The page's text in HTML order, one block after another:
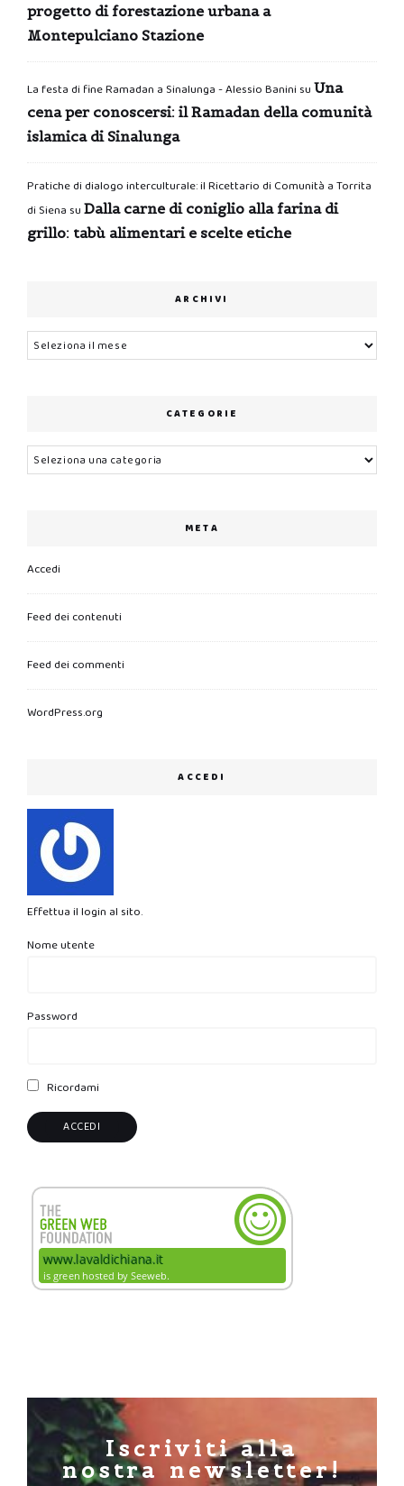
progetto di forestazione urbana a
Montepulciano Stazione
La festa di fine Ramadan a Sinalunga - Alessio Banini su Una
cena per conoscersi: il Ramadan della comunità
islamica di Sinalunga
Pratiche di dialogo interculturale: il Ricettario di Comunità a Torrita
di Siena su Dalla carne di coniglio alla farina di
grillo: tabù alimentari e scelte etiche
ARCHIVI
Archivi
CATEGORIE
Categorie
META
Accedi
Feed dei contenuti
Feed dei commenti
WordPress.org
ACCEDI
Effettua il login al sito.
Nome utente
Password
Ricordami
Iscriviti alla
nostra newsletter!